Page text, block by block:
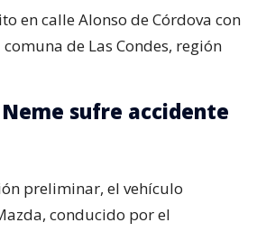
en calle Alonso de Córdova con
de Las Condes, región
sufre accidente
preliminar, el vehículo
conducido por el